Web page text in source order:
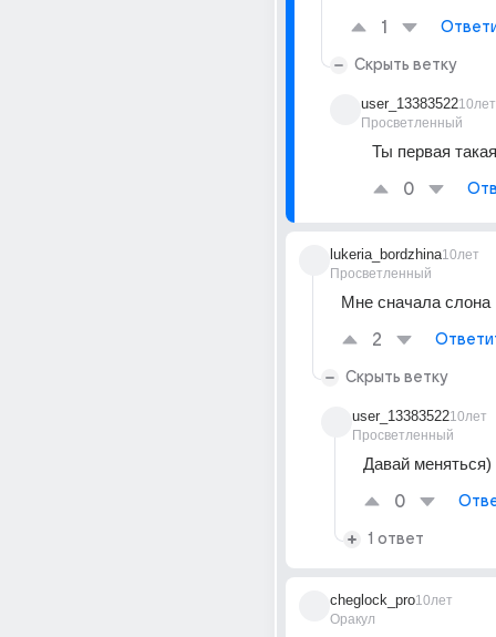
1
Скрыть ветку
user_13383522
Просветленный
10лет
Ты первая
0
lukeria_bordzhina
Просветленный
10лет
Мне сначала слона
2
Скрыть ветку
user_13383522
Просветленный
10лет
Давай меняться)
0
1 ответ
cheglock_pro
Оракул
10лет